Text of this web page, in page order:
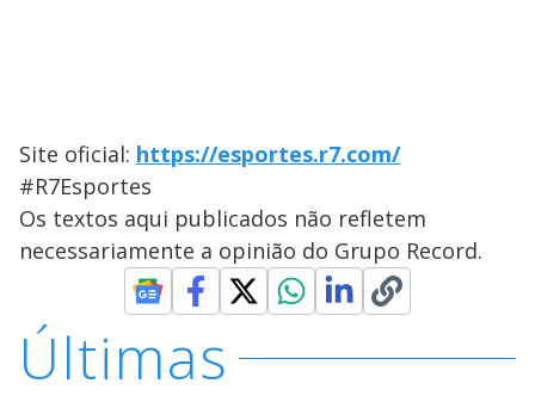
Site oficial: https://esportes.r7.com/
#R7Esportes
Os textos aqui publicados não refletem
necessariamente a opinião do Grupo Record.
Últimas